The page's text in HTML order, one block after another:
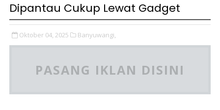
Dipantau Cukup Lewat Gadget
Oktober 04, 2025 Banyuwangi,
PASANG IKLAN DISINI